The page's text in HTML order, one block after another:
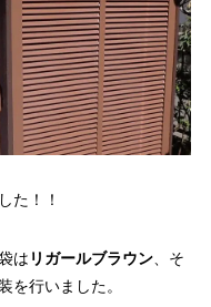
た！！
は リガールブラウン、そ
を行いました。